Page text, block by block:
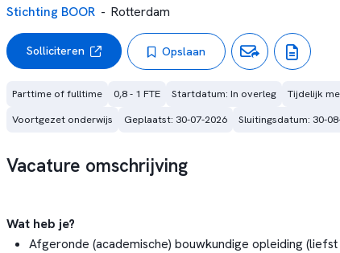
Stichting BOOR - Rotterdam
Solliciteren Opslaan
Parttime of fulltime 0,8 - 1 FTE Startdatum: In overleg Tijdelijk
Voortgezet onderwijs
Geplaatst: 30-07-2026 Sluitingsdatum: 30-
Vacature omschrijving
Wat heb je?
Afgeronde (academische) bouwkundige opleiding (liefst